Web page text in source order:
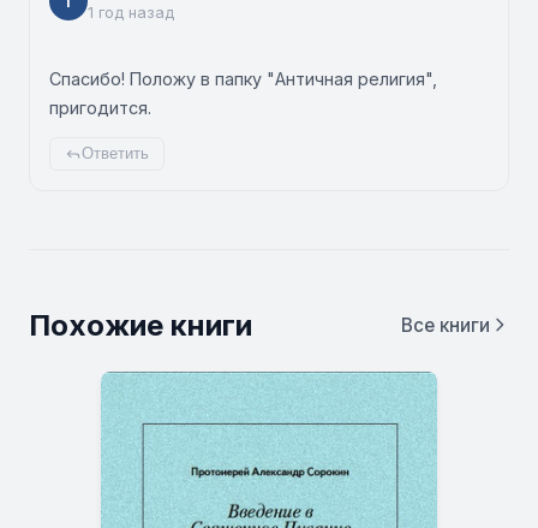
1 год назад
Спасибо! Положу в папку "Античная религия",
пригодится.
Ответить
Похожие книги Все книги